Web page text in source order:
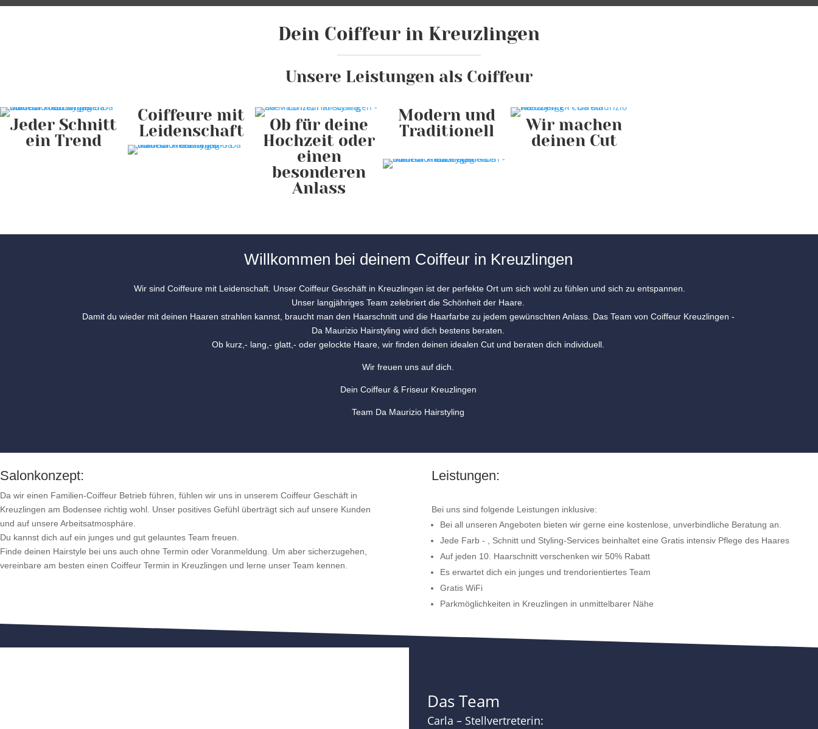
Dein Coiffeur in Kreuzlingen
Unsere Leistungen als Coiffeur
Jeder Schnitt
ein Trend
Coiffeure mit
Leidenschaft
Ob für deine
Hochzeit oder
einen
besonderen
Anlass
Modern und
Traditionell
Wir machen
deinen Cut
Willkommen bei deinem Coiffeur in Kreuzlingen
Wir sind Coiffeure mit Leidenschaft. Unser Coiffeur Geschäft in Kreuzlingen ist der perfekte Ort um sich wohl zu fühlen und sich zu entspannen.
Unser langjähriges Team zelebriert die Schönheit der Haare.
Damit du wieder mit deinen Haaren strahlen kannst, braucht man den Haarschnitt und die Haarfarbe zu jedem gewünschten Anlass. Das Team von Coiffeur Kreuzlingen -
Da Maurizio Hairstyling wird dich bestens beraten.
Ob kurz,- lang,- glatt,- oder gelockte Haare, wir finden deinen idealen Cut und beraten dich individuell.
Wir freuen uns auf dich.
Dein Coiffeur & Friseur Kreuzlingen
Team Da Maurizio Hairstyling
Salonkonzept:
Da wir einen Familien-Coiffeur Betrieb führen, fühlen wir uns in unserem Coiffeur Geschäft in
Kreuzlingen am Bodensee richtig wohl. Unser positives Gefühl überträgt sich auf unsere Kunden
und auf unsere Arbeitsatmosphäre.
Du kannst dich auf ein junges und gut gelauntes Team freuen.
Finde deinen Hairstyle bei uns auch ohne Termin oder Voranmeldung. Um aber sicherzugehen,
vereinbare am besten einen Coiffeur Termin in Kreuzlingen und lerne unser Team kennen.
Leistungen:
Bei uns sind folgende Leistungen inklusive:
Bei all unseren Angeboten bieten wir gerne eine kostenlose, unverbindliche Beratung an.
Jede Farb - , Schnitt und Styling-Services beinhaltet eine Gratis intensiv Pflege des Haares
Auf jeden 10. Haarschnitt verschenken wir 50% Rabatt
Es erwartet dich ein junges und trendorientiertes Team
Gratis WiFi
Parkmöglichkeiten in Kreuzlingen in unmittelbarer Nähe
Das Team
Carla – Stellvertreterin: